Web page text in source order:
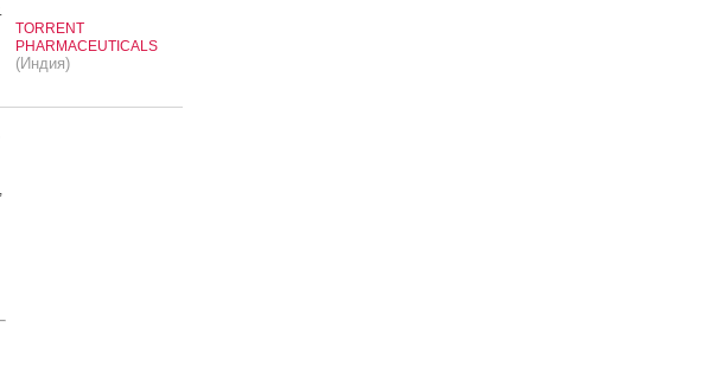
TORRENT
PHARMACEUTICALS
(Индия)